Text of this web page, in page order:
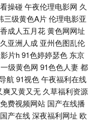
一区二区三区 欧亚美日
视频 91成年进入人口 91匿
蕉视频在线观 韩国美女领居
日日摸夜夜爽无码精品 蜜臀
国内 91精品影视区 韩国久
操碰午夜伦理电影网 久
三级黄色A片伦理电影亚
成人五月花黄色网网址
亚洲人成 亚州色图乱伦
片h91色婷婷瑟色 东京
一级黄色网 91色色人妻都
航 91视色午夜福利在线
爽又黄又无 久草福利资源
费视频网站 国产在线播
产在线深夜福利网址 欧